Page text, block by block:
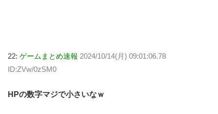
22: ゲームまとめ速報 2024/10/14(月) 09:01:06.78
ID:ZVw/0zSM0
HPの数字マジで小さいなｗ